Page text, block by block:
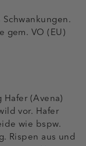
gem. VO (EU)
(Avena)
vor. Hafer
wie bspw.
Rispen aus und